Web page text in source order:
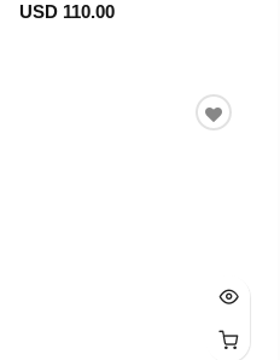
USD 110.00